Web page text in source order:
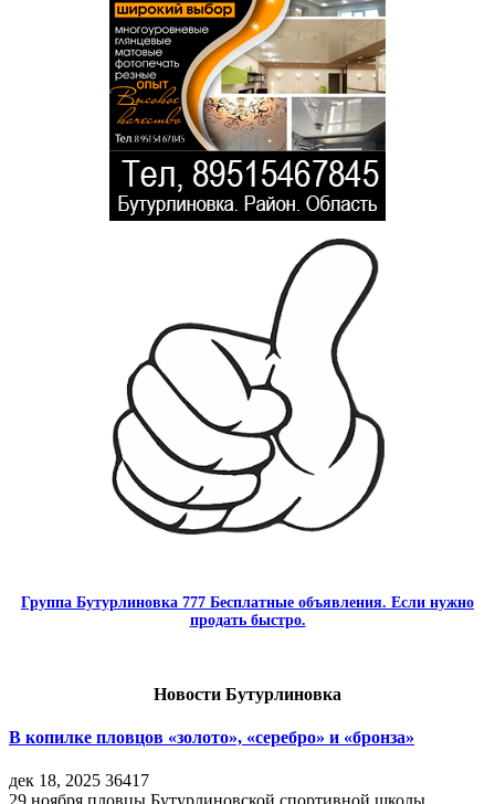
Группа Бутурлиновка 777 Бесплатные объявления. Если нужно
продать быстро.
Новости Бутурлиновка
В копилке пловцов «золото», «серебро» и «бронза»
дек 18, 2025 36417